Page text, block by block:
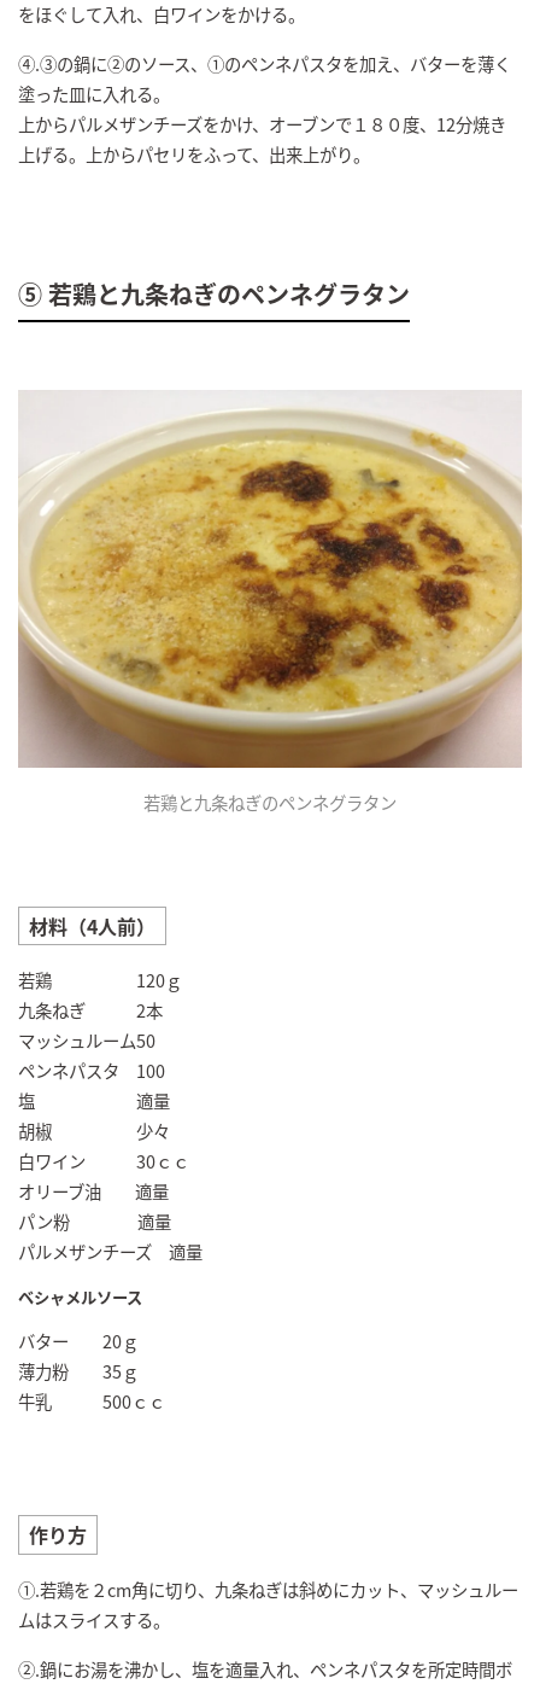
をほぐして入れ、白ワインをかける。
④.③の鍋に②のソース、①のペンネパスタを加え、バターを薄く
塗った皿に入れる。
上からパルメザンチーズをかけ、オーブンで１８０度、12分焼き
上げる。上からパセリをふって、出来上がり。
⑤ 若鶏と九条ねぎのペンネグラタン
若鶏と九条ねぎのペンネグラタン
材料（4人前）
若鶏 120ｇ
九条ねぎ 2本
マッシュルーム50
ペンネパスタ 100
塩 適量
胡椒 少々
白ワイン 30ｃｃ
オリーブ油 適量
パン粉 適量
パルメザンチーズ 適量
ベシャメルソース
バター 20ｇ
薄力粉 35ｇ
牛乳 500ｃｃ
作り方
①.若鶏を２cm角に切り、九条ねぎは斜めにカット、マッシュルー
ムはスライスする。
②.鍋にお湯を沸かし、塩を適量入れ、ペンネパスタを所定時間ボ